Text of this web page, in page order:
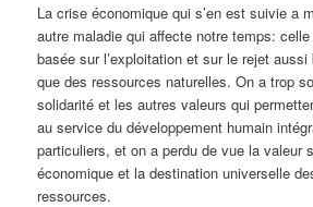
La crise économique qui s’en est suivie a
autre maladie qui affecte notre temps: celle
basée sur l’exploitation et sur le rejet
que des ressources naturelles. On a trop
solidarité et les autres valeurs qui
au service du développement humain
particuliers, et on a perdu de vue la valeur
économique et la destination universelle
ressources.